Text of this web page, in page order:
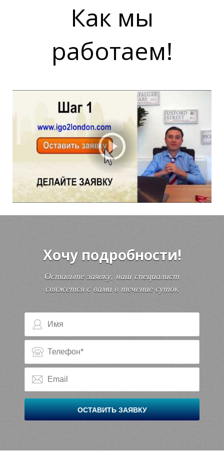
Как мы
работаем!
Хочу подробности!
Оставьте заявку, наш специалист
свяжется с вами в течение суток
ОСТАВИТЬ ЗАЯВКУ